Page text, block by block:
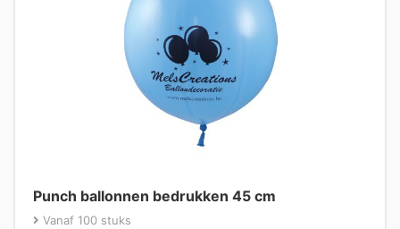
Punch ballonnen bedrukken 45 cm
Vanaf 100 stuks